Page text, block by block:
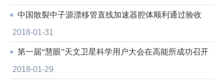
中国散裂中子源漂移管直线加速器腔体顺利通过验收
2018-01-31
第一届“慧眼”天文卫星科学用户大会在高能所成功召开
2018-01-29